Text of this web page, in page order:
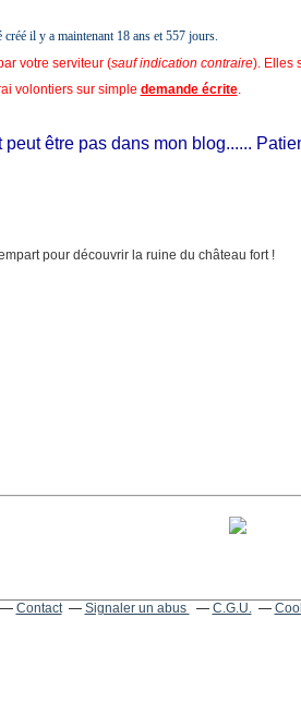
créé il y a maintenant 18 ans et557 jours.
votre serviteur (sauf indication contraire). Elles
volontiers sur simple demande écrite.
être pas dans mon blog......
Contact Signaler un abus C.G.U.